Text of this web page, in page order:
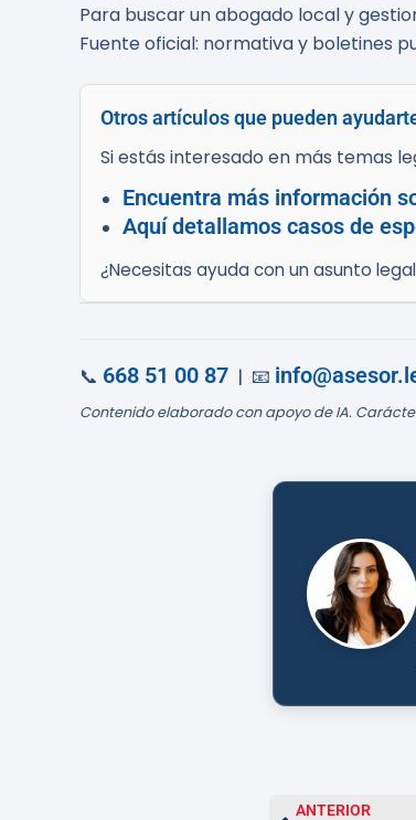
Para buscar un abogado local y
Fuente oficial: normativa y boletines
Otros artículos que pueden
Si estás interesado en más temas
Encuentra más información
Aquí detallamos casos de
¿Necesitas ayuda con un asunto
📞 668 51 00 87 | 📧
Contenido elaborado con apoyo de IA.
ANTERIOR